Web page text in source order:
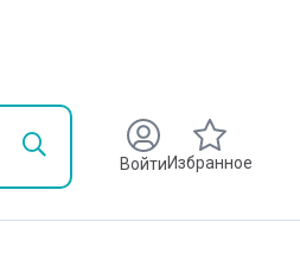
ВойтиИзбранное